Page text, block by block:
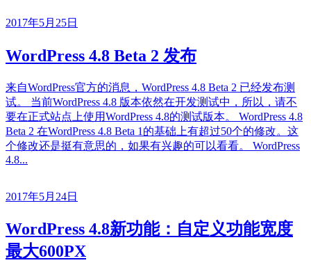
2017年5月25日
WordPress 4.8 Beta 2 发布
来自WordPress官方的消息，WordPress 4.8 Beta 2 已经发布测
试。 当前WordPress 4.8 版本依然在开发测试中，所以，请不
要在正式站点上使用WordPress 4.8的测试版本。 WordPress 4.8
Beta 2 在WordPress 4.8 Beta 1的基础上有超过50个的修改。这
个修改还是挺有意思的，如果有兴趣的可以看看。 WordPress
4.8...
2017年5月24日
WordPress 4.8新功能：自定义功能宽度
最大600PX